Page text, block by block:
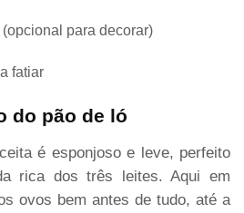
para decorar)
fatiar
do pão de ló
é esponjoso e leve, perfeito
rica dos três leites. Aqui em
ovos bem antes de tudo, até a